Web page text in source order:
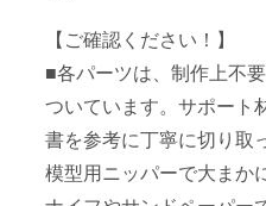
【ご確認ください！】
■各パーツは、制作上不
ついています。サポート
書を参考に丁寧に切り取
模型用ニッパーで大まか